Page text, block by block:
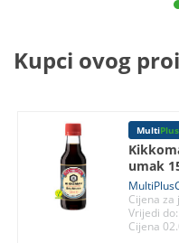
Kupci ovog
Multi
umak
Cijena za
Vrijedi do:
Cijena